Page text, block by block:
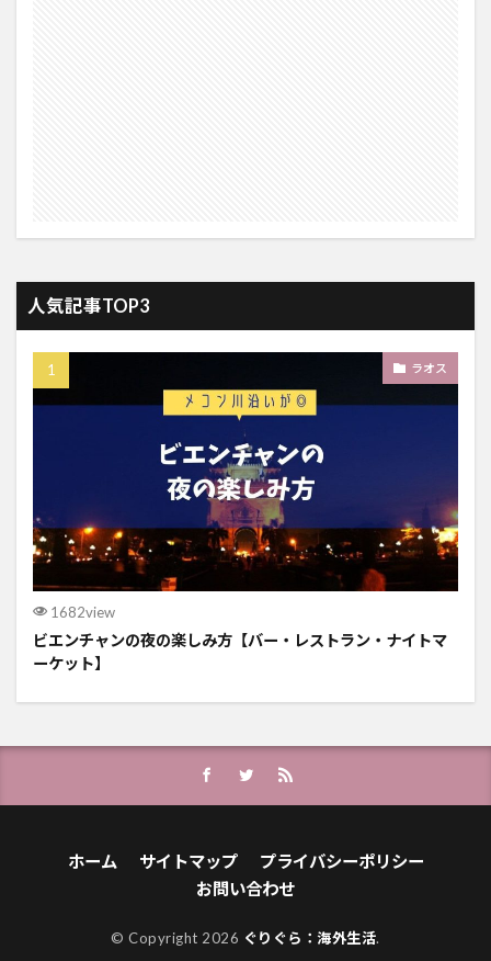
人気記事TOP3
ラオス
1682view
ビエンチャンの夜の楽しみ方【バー・レストラン・ナイトマ
ーケット】
ホーム サイトマップ
プライバシーポリシー
お問い合わせ
© Copyright 2026 ぐりぐら：海外生活.